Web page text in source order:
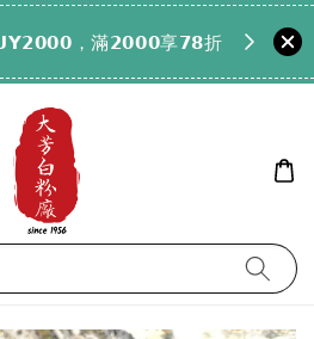
，滿𝟮𝟬𝟬𝟬享𝟳𝟴折